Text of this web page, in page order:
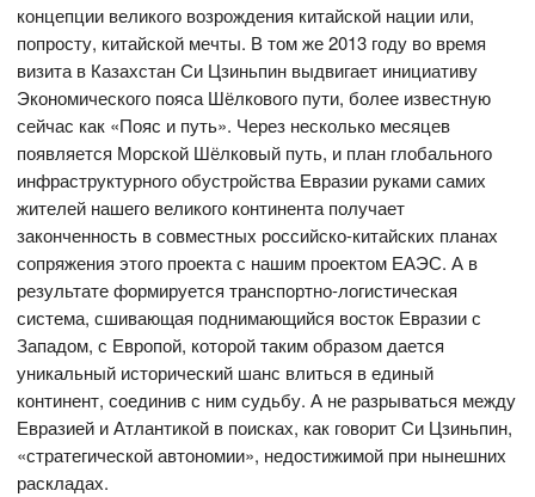
концепции великого возрождения китайской нации или,
попросту, китайской мечты. В том же 2013 году во время
визита в Казахстан Си Цзиньпин выдвигает инициативу
Экономического пояса Шёлкового пути, более известную
сейчас как «Пояс и путь». Через несколько месяцев
появляется Морской Шёлковый путь, и план глобального
инфраструктурного обустройства Евразии руками самих
жителей нашего великого континента получает
законченность в совместных российско-китайских планах
сопряжения этого проекта с нашим проектом ЕАЭС. А в
результате формируется транспортно-логистическая
система, сшивающая поднимающийся восток Евразии с
Западом, с Европой, которой таким образом дается
уникальный исторический шанс влиться в единый
континент, соединив с ним судьбу. А не разрываться между
Евразией и Атлантикой в поисках, как говорит Си Цзиньпин,
«стратегической автономии», недостижимой при нынешних
раскладах.